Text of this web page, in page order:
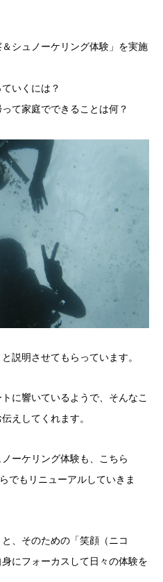
シュノーケリング体験」を実施
いくには？
て家庭でできることは何？
説明させてもらっています。
に響いているようで、そんなこ
えしてくれます。
ーケリング体験も、こちら
でもリニューアルしていきま
、そのための「笑顔（ニコ
にフォーカスして日々の体験を